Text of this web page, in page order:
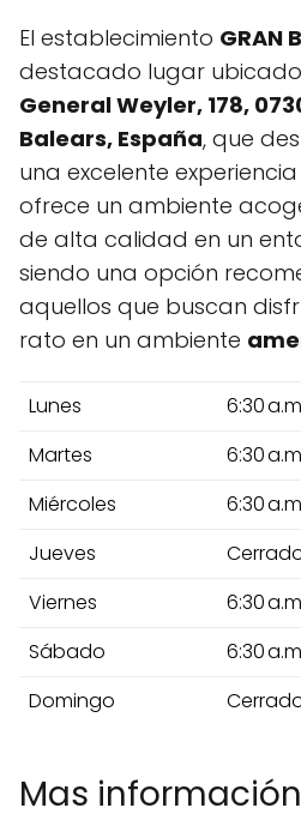
El establecimiento GRAN
destacado lugar
General Weyler, 178,
Balears, España, que
una excelente
ofrece un ambiente
de alta calidad en un
siendo una opción
aquellos que buscan
rato en un ambiente
Lunes
6:30
Martes
6:30
Miércoles
6:30
Jueves
Viernes
6:30
Sábado
6:30
Domingo
Mas información